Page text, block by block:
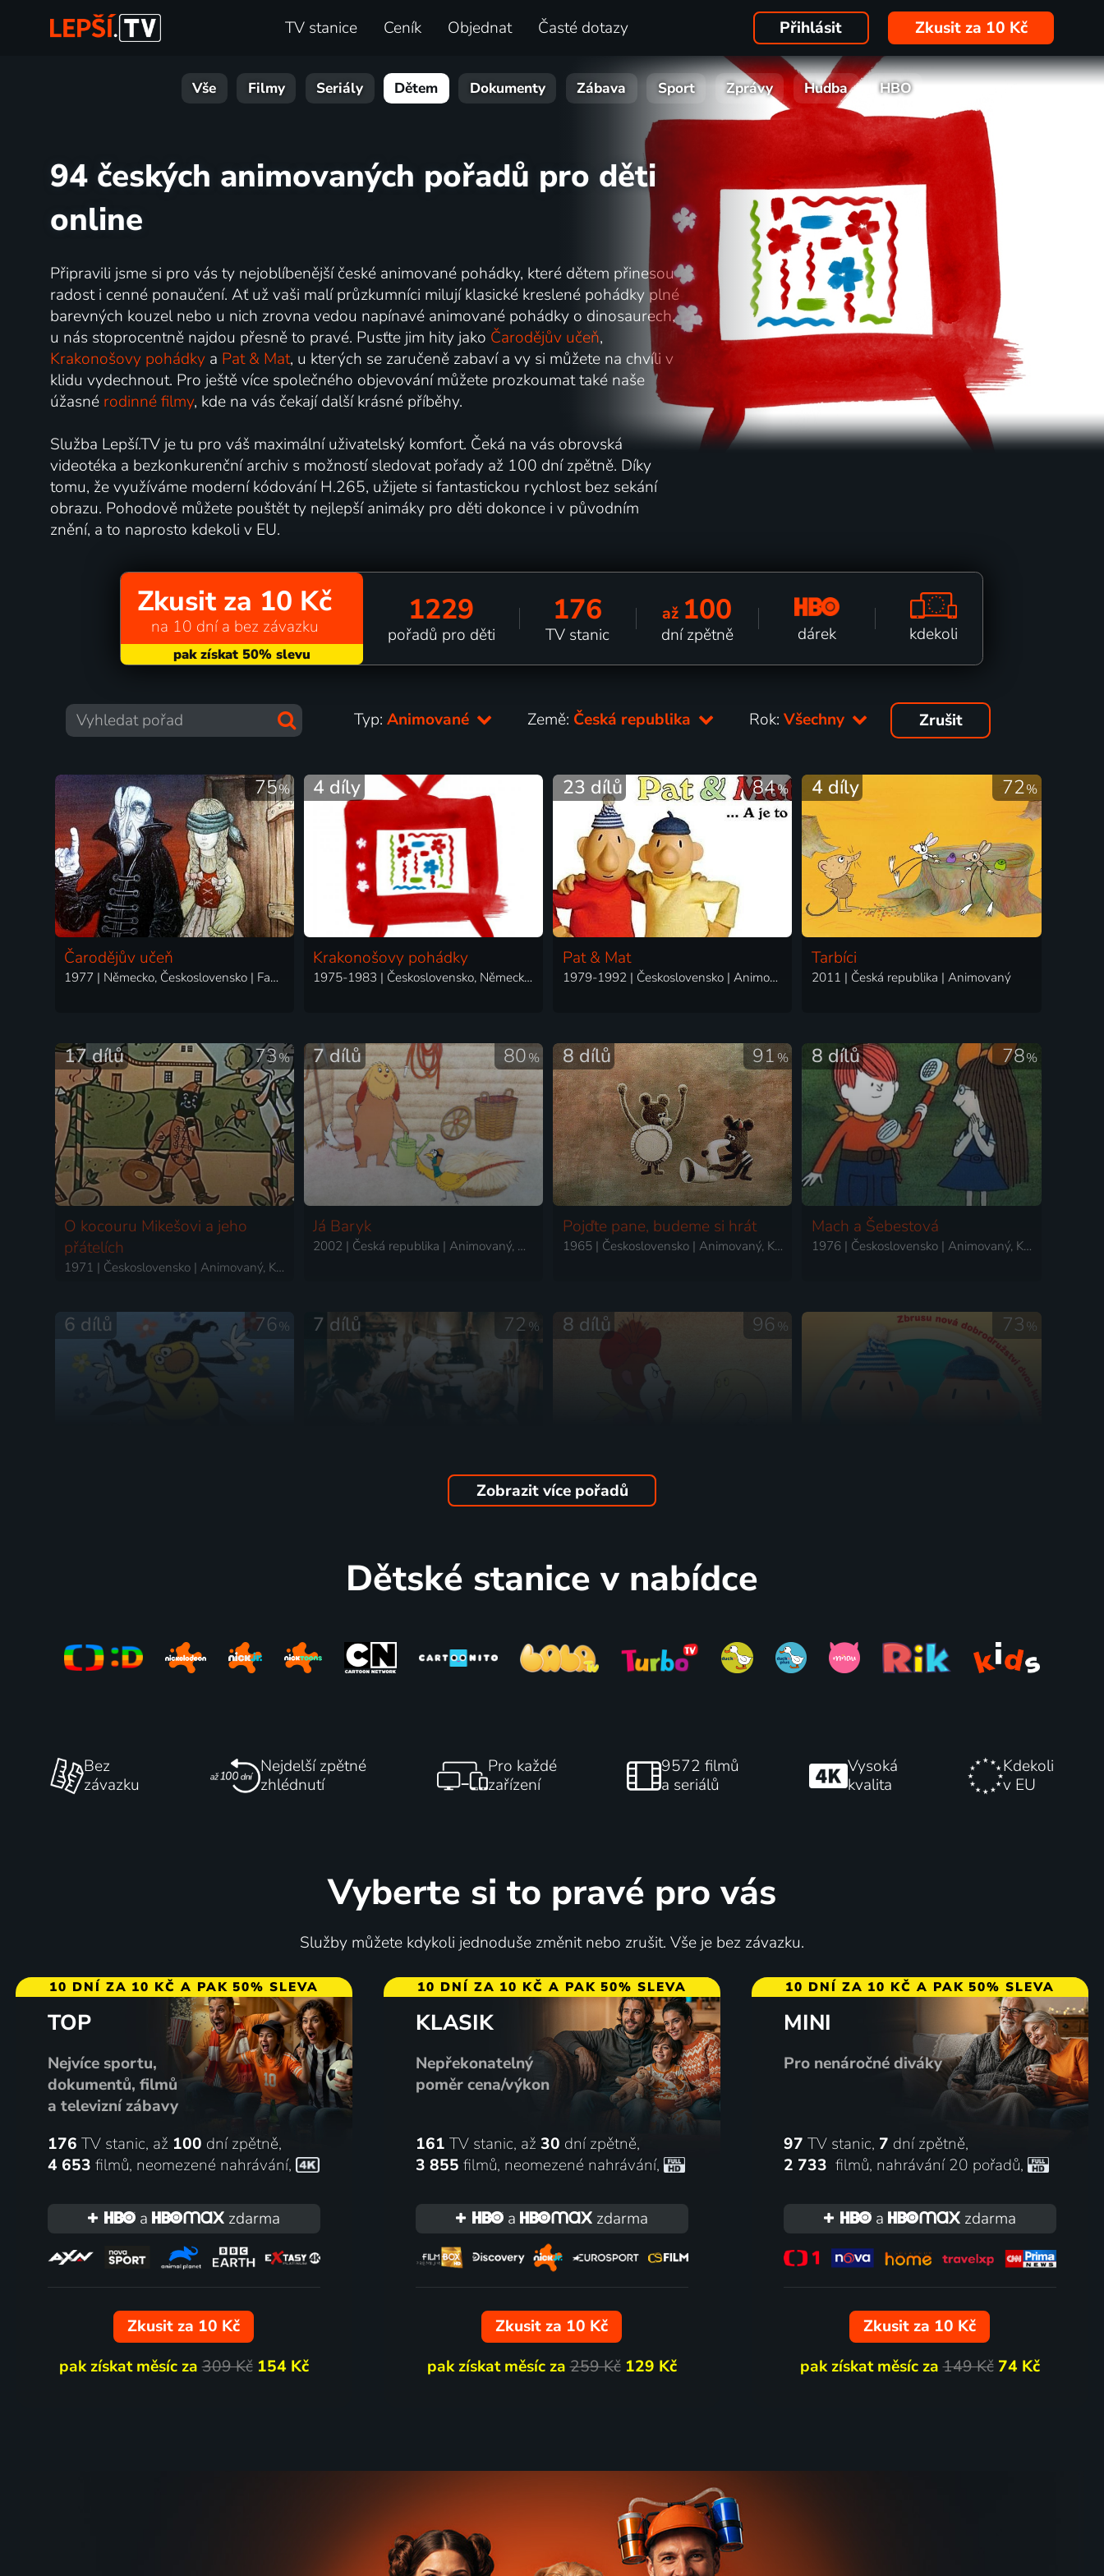
TV stanice Ceník Objednat Časté dotazy Přihlásit Zkusit za 10 Kč
Vše Filmy Seriály Dětem Dokumenty Zábava Sport Zprávy Hudba HBO
94 českých animovaných pořadů pro děti
online
Připravili jsme si pro vás ty nejoblíbenější české animované pohádky, které dětem přinesou
radost i cenné ponaučení. Ať už vaši malí průzkumníci milují klasické kreslené pohádky plné
barevných kouzel nebo u nich zrovna vedou napínavé animované pohádky o dinosaurech,
u nás stoprocentně najdou přesně to pravé. Pusťte jim hity jako Čarodějův učeň,
Krakonošovy pohádkya Pat & Mat, u kterých se zaručeně zabaví a vy si můžete na chvíli v
klidu vydechnout. Pro ještě více společného objevování můžete prozkoumat také naše
úžasné rodinné filmy, kde na vás čekají další krásné příběhy.
Služba Lepší.TV je tu pro váš maximální uživatelský komfort. Čeká na vás obrovská
videotéka a bezkonkurenční archiv s možností sledovat pořady až 100 dní zpětně. Díky
tomu, že využíváme moderní kódování H.265, užijete si fantastickou rychlost bez sekání
obrazu. Pohodově můžete pouštět ty nejlepší animáky pro děti dokonce i v původním
znění, a to naprosto kdekoli v EU.
Zkusit za 10 Kč
na 10 dní a bez závazku 1229
pořadů pro děti
176
TV stanic
až 100
dní zpětně dárek kdekoli
Typ:Animované Země: Česká republika Rok:Všechny Zrušit
75%
Čarodějův učeň
1977 | Německo, Československo | Fantasy, Animovaný
4 díly
Krakonošovy pohádky
1975-1983 | Československo, Německo | Animovaný, Rodinný, Loutkový, Pohádka
84%
23 dílů
Pat & Mat
1979-1992 | Československo | Animovaný, Komedie, Rodinný
72%
4 díly
Tarbíci
2011 | Česká republika | Animovaný
73%
17 dílů
O kocouru Mikešovi a jeho
přátelích
1971 | Československo | Animovaný, Komedie, Pohádka
80%
7 dílů
Já Baryk
2002 | Česká republika | Animovaný, Rodinný
91 %
8 dílů
Pojďte pane, budeme si hrát
1965 | Československo | Animovaný, Komedie, Rodinný
78%
8 dílů
Mach a Šebestová
1976 | Československo | Animovaný, Komedie, Rodinný
76%
6 dílů 72 %
7 dílů 96 %
8 dílů
Žofka a její dobrodružství I.
73%
Pan Tau
1970-1977 | Československo, Německo | Fantasy, Animovaný, Dobrodružný, Drama, Komedie, Pohádka, Rodinný
79%
9 dílů
Jája a Pája
1987 | Československo | Animovaný, Rodinný
7 dílů
Rychlé šípy Restaurant
1986 | Československo | Animovaný
Mikrob
1986 | Československo | Animovaný
Bílý tesák Až opadá listí z dubu Hurvínkův rok
2003 | Česká republika | Animovaný
84
3 díly %
1998 | Česká republika | Animovaný, Komedie, Rodinný
2 díly
Rákosnícek a jeho rybník
Zobrazit více pořadů
Dětské stanice v nabídce
Bez
závazku
Nejdelší zpětné
zhlédnutí
Pro každé
zařízení
9572 filmů
a seriálů
Vysoká
kvalita
Kdekoli
v EU
Vyberte si to pravé pro vás
Služby můžete kdykoli jednoduše změnit nebo zrušit. Vše je bez závazku.
10 DNÍ ZA 10 KČ A PAK 50% SLEVA
TOP
Nejvíce sportu,
dokumentů, filmů
a televizní zábavy
176 TV stanic, až 100 dní zpětně,
4 653 filmů, neomezené nahrávání,
a zdarma
Zkusit za 10 Kč
pak získat měsíc za309 Kč 154 Kč
10 DNÍ ZA 10 KČ A PAK 50% SLEVA
KLASIK
Nepřekonatelný
poměr cena/výkon
161 TV stanic, až 30 dní zpětně,
3 855 filmů, neomezené nahrávání,
a zdarma
Zkusit za 10 Kč
pak získat měsíc za259 Kč 129 Kč
10 DNÍ ZA 10 KČ A PAK 50% SLEVA
MINI
Pro nenáročné diváky
97 TV stanic, 7 dní zpětně,
2 733 filmů, nahrávání 20 pořadů,
a zdarma
Zkusit za 10 Kč
pak získat měsíc za149 Kč 74 Kč